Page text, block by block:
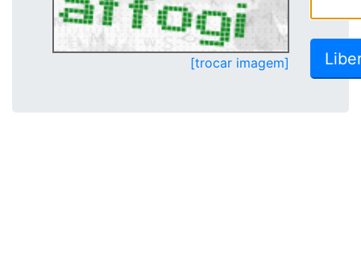
[trocar imagem]